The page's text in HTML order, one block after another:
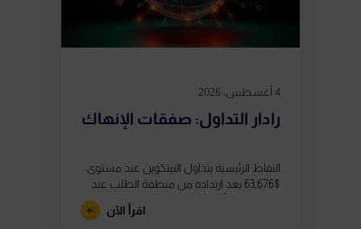
4 أغسطس، 2026
رادار التداول: صفقات الإنهاك
النقاط الرئيسية يتداول البيتكوين عند مستوى
$63,676 بعد ارتداده من منطقة الطلب عند
$62,800، إلا أن ظهور ثلاثة تباعدات هبوطية
اقرأ الآن